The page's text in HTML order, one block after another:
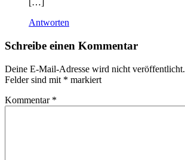
[…]
Antworten
Schreibe einen Kommentar
Deine E-Mail-Adresse wird nicht veröffentlicht.
Felder sind mit * markiert
Kommentar *